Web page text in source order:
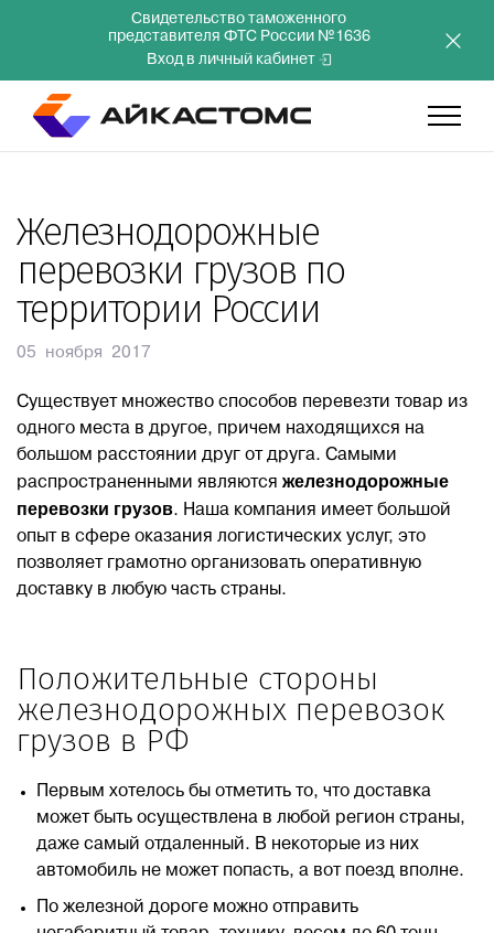
Свидетельство таможенного
представителя ФТС России №1636
Вход в личный кабинет
Услуги
Компания
Преимущества
Блог
8 800 551 51 47
ЗАКАЗАТЬ ЗВОНОК
ПОДАТЬ ЗАЯВКУ
ВХОД
Железнодорожные
перевозки грузов по
территории России
05 ноября 2017
Существует множество способов перевезти товар из
одного места в другое, причем находящихся на
большом расстоянии друг от друга. Самыми
распространенными являются железнодорожные
перевозки грузов. Наша компания имеет большой
опыт в сфере оказания логистических услуг, это
позволяет грамотно организовать оперативную
доставку в любую часть страны.
Положительные стороны
железнодорожных перевозок
грузов в РФ
Первым хотелось бы отметить то, что доставка
может быть осуществлена в любой регион страны,
даже самый отдаленный. В некоторые из них
автомобиль не может попасть, а вот поезд вполне.
По железной дороге можно отправить